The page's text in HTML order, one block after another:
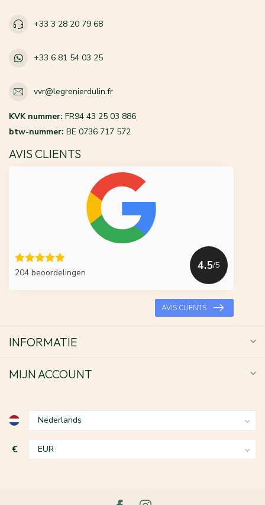
+33 3 28 20 79 68
+33 6 81 54 03 25
vvr@legrenierdulin.fr
KVK nummer: FR94 43 25 03 886
btw-nummer: BE 0736 717 572
AVIS CLIENTS
204 beoordelingen
4.5/5
AVIS CLIENTS
INFORMATIE
MIJN ACCOUNT
€